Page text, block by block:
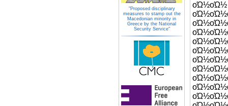
"Proposed disciplinary
measures to stamp out the
Macedonian minority in
Greece by the National
Security Service"